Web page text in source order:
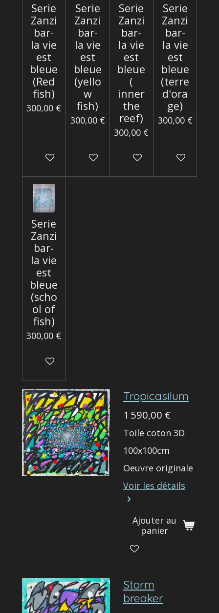
Serie
Zanzi
bar-
la vie
est
bleue
(Red
fish)
300,00 €
Ajouter au panier
Serie
Zanzi
bar-
la vie
est
bleue
(yello
w
fish)
300,00 €
Ajouter au panier
Serie
Zanzi
bar-
la vie
est
bleue
(
inner
the
reef)
300,00 €
Ajouter au panier
Serie
Zanzi
bar-
la vie
est
bleue
(terre
d'ora
ge)
300,00 €
Ajouter au
Serie
Zanzi
bar-
la vie
est
bleue
(scho
ol of
fish)
300,00 €
Ajouter au panier
Tropicasilum
1 590,00 €
Toile coton 3D
100x100cm
Oeuvre originale
Voir les détails
Ajouter au
panier
Storm
breaker